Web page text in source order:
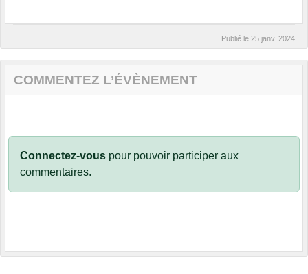
Publié le 25 janv. 2024
COMMENTEZ L’ÉVÈNEMENT
Connectez-vous pour pouvoir participer aux
commentaires.